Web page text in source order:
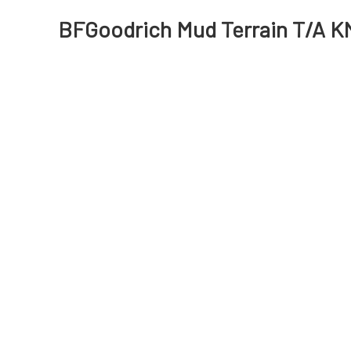
BFGoodrich Mud Terrain T/A